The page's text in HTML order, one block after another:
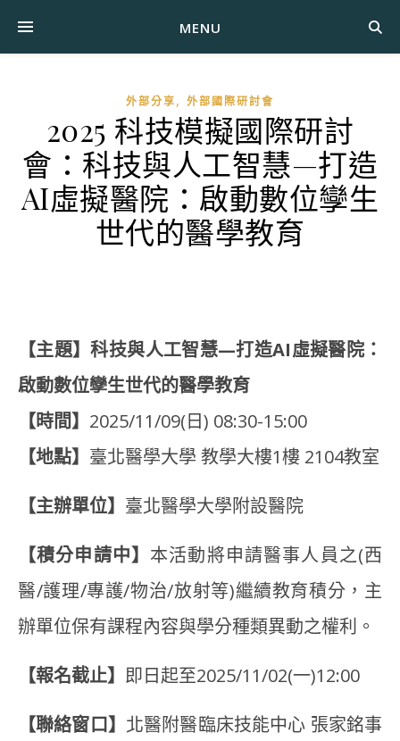
MENU
外部分享, 外部國際研討會
2025 科技模擬國際研討
會：科技與人工智慧—打造
AI虛擬醫院：啟動數位孿生
世代的醫學教育
【主題】科技與人工智慧—打造AI虛擬醫院：
啟動數位孿生世代的醫學教育
【時間】 2025/11/09(日) 08:30-15:00
【地點】 臺北醫學大學 教學大樓1樓 2104教室
【主辦單位】 臺北醫學大學附設醫院
【積分申請中】 本活動將申請醫事人員之(西
醫/護理/專護/物治/放射等)繼續教育積分，主
辦單位保有課程內容與學分種類異動之權利。
【報名截止】 即日起至2025/11/02(一)12:00
【聯絡窗口】 北醫附醫臨床技能中心 張家銘事